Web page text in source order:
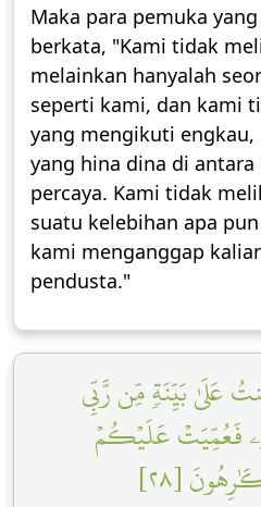
Maka para pemuka
berkata, "Kami tidak
melainkan hanyalah
seperti kami, dan kami
yang mengikuti
yang hina dina di antara
percaya. Kami tidak
suatu kelebihan apa
kami menganggap
pendusta."
عَلَىٰ بَيِّنَةٖ مِّن رَّبِّي
فَعُمِّيَتۡ عَلَيۡكُمۡ
[٢٨]